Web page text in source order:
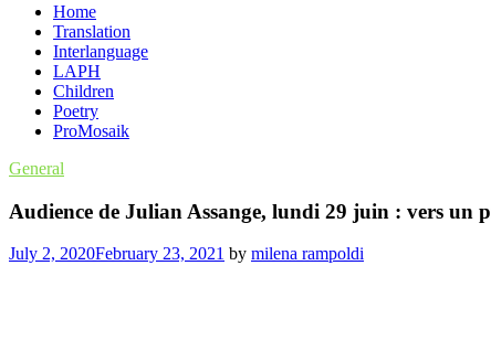
Home
Translation
Interlanguage
LAPH
Children
Poetry
ProMosaik
General
Audience de Julian Assange, lundi 29 juin : vers un
July 2, 2020February 23, 2021 by milena rampoldi